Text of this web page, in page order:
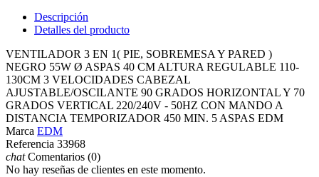
Descripción
Detalles del producto
VENTILADOR 3 EN 1( PIE, SOBREMESA Y PARED )
NEGRO 55W Ø ASPAS 40 CM ALTURA REGULABLE 110-
130CM 3 VELOCIDADES CABEZAL
AJUSTABLE/OSCILANTE 90 GRADOS HORIZONTAL Y 70
GRADOS VERTICAL 220/240V - 50HZ CON MANDO A
DISTANCIA TEMPORIZADOR 450 MIN. 5 ASPAS EDM
Marca EDM
Referencia 33968
chatComentarios (0)
No hay reseñas de clientes en este momento.